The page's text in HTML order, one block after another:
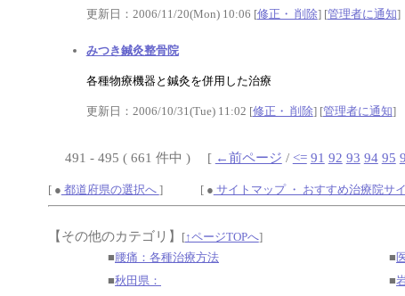
更新日：2006/11/20(Mon) 10:06 [修正・ 削除] [管理者に通知]
みつき鍼灸整骨院
各種物療機器と鍼灸を併用した治療
更新日：2006/10/31(Tue) 11:02 [修正・ 削除] [管理者に通知]
491 - 495 ( 661 件中 ) [ ←前ページ / <= 91 92 93 94 95
[ ● 都道府県の選択へ ] [ ● サイトマップ ・ おすすめ治療院サ
【その他のカテゴリ】 [↑ページTOPへ]
■腰痛：各種治療方法 ■
■秋田県： ■